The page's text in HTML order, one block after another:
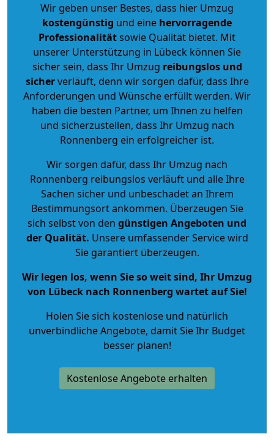
Wir geben unser Bestes, dass hier Umzug
kostengünstig und eine hervorragende
Professionalitätsowie Qualität bietet. Mit
unserer Unterstützung in Lübeck können Sie
sicher sein, dass Ihr Umzug reibungslos und
sicherverläuft, denn wir sorgen dafür, dass Ihre
Anforderungen und Wünsche erfüllt werden. Wir
haben die besten Partner, um Ihnen zu helfen
und sicherzustellen, dass Ihr Umzug nach
Ronnenberg ein erfolgreicher ist.
Wir sorgen dafür, dass Ihr Umzug nach
Ronnenberg reibungslos verläuft und alle Ihre
Sachen sicher und unbeschadet an Ihrem
Bestimmungsort ankommen. Überzeugen Sie
sich selbst von den günstigen Angeboten und
der Qualität. Unsere umfassender Service wird
Sie garantiert überzeugen.
Wir legen los, wenn Sie so weit sind, Ihr Umzug
von Lübeck nach Ronnenberg wartet auf Sie!
Holen Sie sich kostenlose und natürlich
unverbindliche Angebote, damit Sie Ihr Budget
besser planen!
Kostenlose Angebote erhalten